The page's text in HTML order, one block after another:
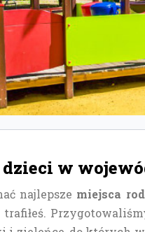
w
najlepsze miejsca